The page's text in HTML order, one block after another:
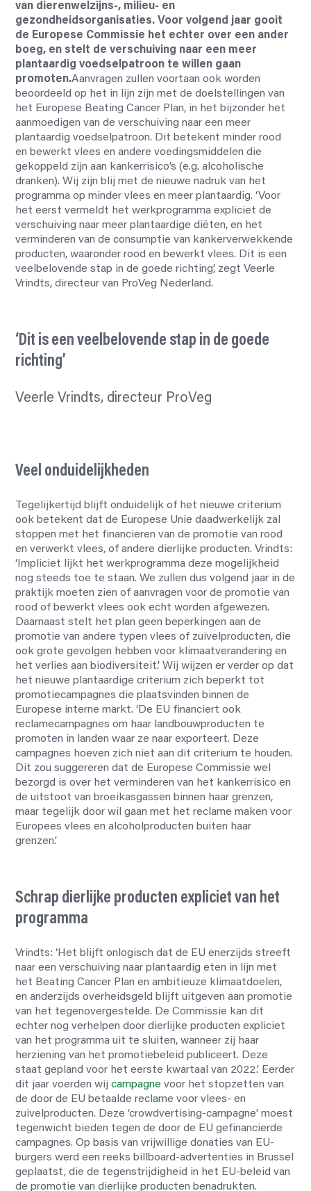
van dierenwelzijns-, milieu- en
gezondheidsorganisaties. Voor volgend jaar gooit
de Europese Commissie het echter over een ander
boeg, en stelt de verschuiving naar een meer
plantaardig voedselpatroon te willen gaan
promoten.Aanvragen zullen voortaan ook worden
beoordeeld op het in lijn zijn met de doelstellingen van
het Europese Beating Cancer Plan, in het bijzonder het
aanmoedigen van de verschuiving naar een meer
plantaardig voedselpatroon. Dit betekent minder rood
en bewerkt vlees en andere voedingsmiddelen die
gekoppeld zijn aan kankerrisico’s (e.g. alcoholische
dranken). Wij zijn blij met de nieuwe nadruk van het
programma op minder vlees en meer plantaardig. ‘Voor
het eerst vermeldt het werkprogramma expliciet de
verschuiving naar meer plantaardige diëten, en het
verminderen van de consumptie van kankerverwekkende
producten, waaronder rood en bewerkt vlees. Dit is een
veelbelovende stap in de goede richting’, zegt Veerle
Vrindts, directeur van ProVeg Nederland.
‘Dit is een veelbelovende stap in de goede
richting’
Veerle Vrindts, directeur ProVeg
Veel onduidelijkheden
Tegelijkertijd blijft onduidelijk of het nieuwe criterium
ook betekent dat de Europese Unie daadwerkelijk zal
stoppen met het financieren van de promotie van rood
en verwerkt vlees, of andere dierlijke producten. Vrindts:
‘Impliciet lijkt het werkprogramma deze mogelijkheid
nog steeds toe te staan. We zullen dus volgend jaar in de
praktijk moeten zien of aanvragen voor de promotie van
rood of bewerkt vlees ook echt worden afgewezen.
Daarnaast stelt het plan geen beperkingen aan de
promotie van andere typen vlees of zuivelproducten, die
ook grote gevolgen hebben voor klimaatverandering en
het verlies aan biodiversiteit.’ Wij wijzen er verder op dat
het nieuwe plantaardige criterium zich beperkt tot
promotiecampagnes die plaatsvinden binnen de
Europese interne markt. ‘De EU financiert ook
reclamecampagnes om haar landbouwproducten te
promoten in landen waar ze naar exporteert. Deze
campagnes hoeven zich niet aan dit criterium te houden.
Dit zou suggereren dat de Europese Commissie wel
bezorgd is over het verminderen van het kankerrisico en
de uitstoot van broeikasgassen binnen haar grenzen,
maar tegelijk door wil gaan met het reclame maken voor
Europees vlees en alcoholproducten buiten haar
grenzen.’
Schrap dierlijke producten expliciet van het
programma
Vrindts: ‘Het blijft onlogisch dat de EU enerzijds streeft
naar een verschuiving naar plantaardig eten in lijn met
het Beating Cancer Plan en ambitieuze klimaatdoelen,
en anderzijds overheidsgeld blijft uitgeven aan promotie
van het tegenovergestelde. De Commissie kan dit
echter nog verhelpen door dierlijke producten expliciet
van het programma uit te sluiten, wanneer zij haar
herziening van het promotiebeleid publiceert. Deze
staat gepland voor het eerste kwartaal van 2022.’ Eerder
dit jaar voerden wijcampagne voor het stopzetten van
de door de EU betaalde reclame voor vlees- en
zuivelproducten. Deze ‘crowdvertising-campagne’ moest
tegenwicht bieden tegen de door de EU gefinancierde
campagnes. Op basis van vrijwillige donaties van EU-
burgers werd een reeks billboard-advertenties in Brussel
geplaatst, die de tegenstrijdigheid in het EU-beleid van
de promotie van dierlijke producten benadrukten.